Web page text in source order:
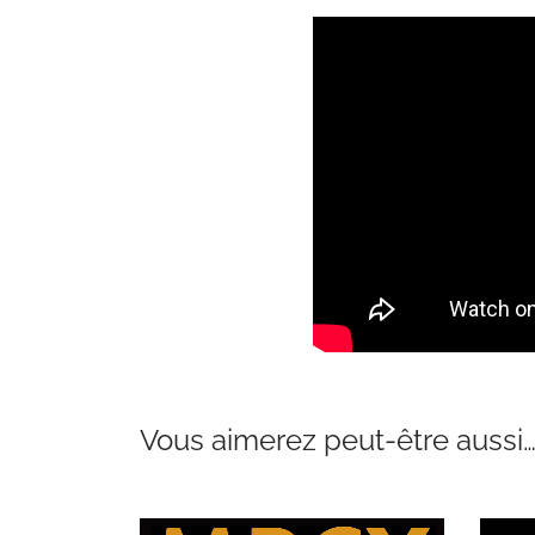
Vous aimerez peut-être aussi…